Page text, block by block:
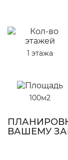
1 этажа
100м2
ВАШЕМУ